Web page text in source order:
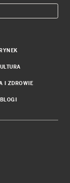
RYNEK
I ZDROWIE
BLOGI